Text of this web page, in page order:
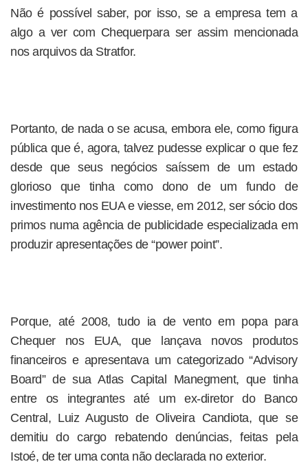
Não é possível saber, por isso, se a empresa tem a
algo a ver com Chequerpara ser assim mencionada
nos arquivos da Stratfor.
Portanto, de nada o se acusa, embora ele, como figura
pública que é, agora, talvez pudesse explicar o que fez
desde que seus negócios saíssem de um estado
glorioso que tinha como dono de um fundo de
investimento nos EUA e viesse, em 2012, ser sócio dos
primos numa agência de publicidade especializada em
produzir apresentações de “power point”.
Porque, até 2008, tudo ia de vento em popa para
Chequer nos EUA, que lançava novos produtos
financeiros e apresentava um categorizado “Advisory
Board” de sua Atlas Capital Manegment, que tinha
entre os integrantes até um ex-diretor do Banco
Central, Luiz Augusto de Oliveira Candiota, que se
demitiu do cargo rebatendo denúncias, feitas pela
Istoé, de ter uma conta não declarada no exterior.